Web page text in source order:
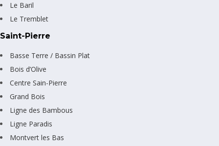
Le Baril
Le Tremblet
Saint-Pierre
Basse Terre / Bassin Plat
Bois d’Olive
Centre Sain-Pierre
Grand Bois
Ligne des Bambous
Ligne Paradis
Montvert les Bas